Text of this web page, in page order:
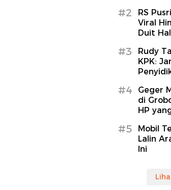
#2
RS
Viral
Duit
#3
Rudy
KPK:
#4
Geger
di
HP
#5
Mobil
Lalin
Ini